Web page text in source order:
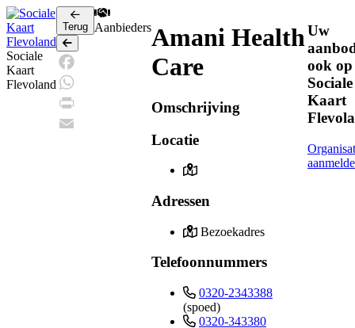
Sociale
Kaart
Flevoland
Terug
Terug
Facebook
WhatsApp
Print
AanbiedersAmani Health
Care
Omschrijving
Locatie
Adressen
Bezoekadres
Telefoonnummers
0320-2343388
(spoed)
0320-343380
Uw
ook op
Sociale
Kaart